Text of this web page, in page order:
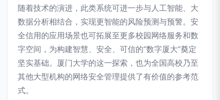
随着技术的演进，此类系统可进一步与人工智能、大
数据分析相结合，实现更智能的风险预测与预警。安
全信用的应用场景也可拓展至更多校园网络服务和数
字空间，为构建智慧、安全、可信的“数字厦大”奠定
坚实基础。厦门大学的这一探索，也为全国高校乃至
其他大型机构的网络安全管理提供了有价值的参考范
式。